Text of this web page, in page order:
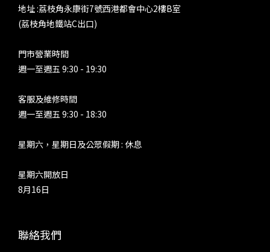
地址 :荔枝角永康街7號西港都會中心2樓B室
(荔枝角地鐵站C出口)
門市營業時間
週一至週五 9:30 - 19:30
客服及維修時間
週一至週五 9:30 - 18:30
星期六，星期日及公眾假期 : 休息
星期六開放日
8月16日
聯絡我們